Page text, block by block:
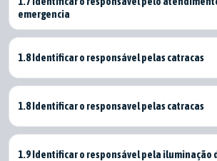
emergencia
1.8 Identificar o responsável pelas catracas
1.8 Identificar o responsavel pelas catracas
1.9 Identificar o responsável pela iluminação